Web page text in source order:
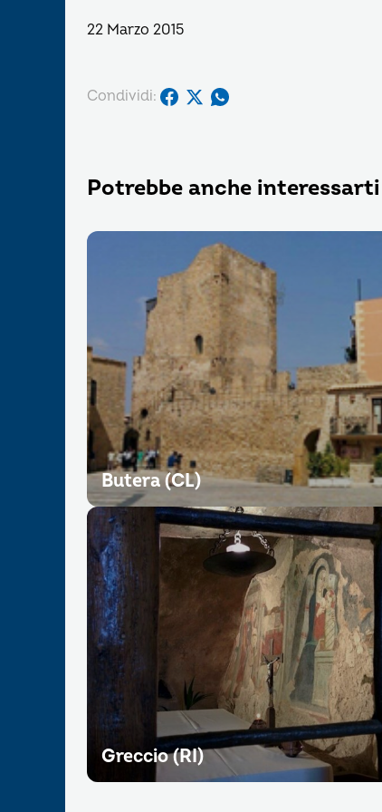
22 Marzo 2015
Condividi:
Potrebbe anche interessarti
Butera (CL)
Greccio (RI)